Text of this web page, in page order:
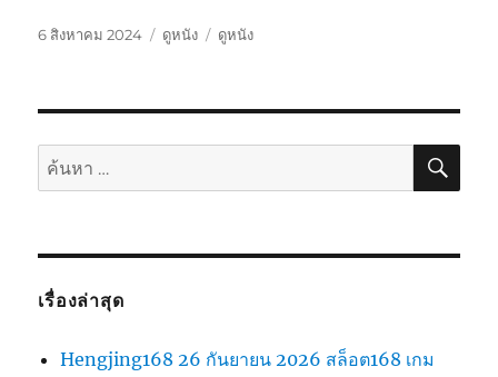
เขียน
6 สิงหาคม 2024
หมวด
ดูหนัง
ป้าย
ดูหนัง
ค้นหา: ค้น
เรื่องล่าสุด
Hengjing168 26 กันยายน 2026 สล็อต168 เกม